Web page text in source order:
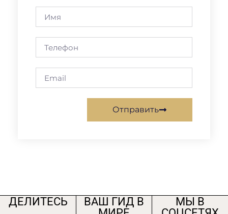
Отправить
ДЕЛИТЕСЬ
ВАШ ГИД В
МЫ В